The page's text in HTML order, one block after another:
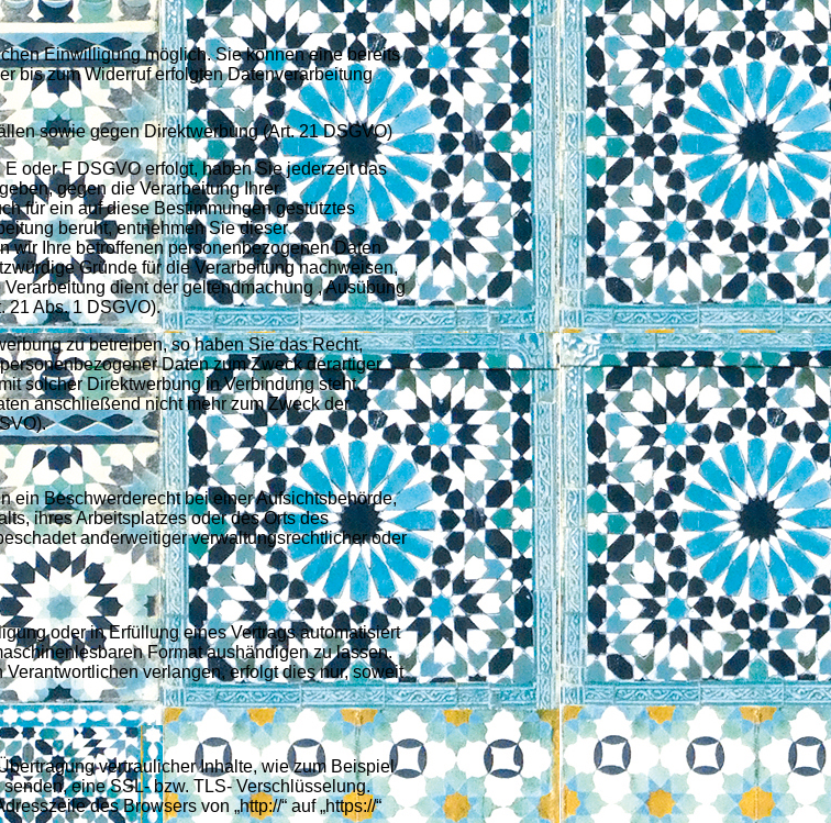
Einwilligung möglich. Sie können eine bereits
bis zum Widerruf erfolgten Datenverarbeitung
sowie gegen Direktwerbung (Art. 21 DSGVO)
oder F DSGVO erfolgt, haben Sie jederzeit das
gegen die Verarbeitung Ihrer
für ein auf diese Bestimmungen gestütztes
beruht, entnehmen Sie dieser
wir Ihre betroffenen personenbezogenen Daten
Gründe für die Verarbeitung nachweisen,
dient der geltendmachung , Ausübung
21 Abs. 1 DSGVO).
zu betreiben, so haben Sie das Recht,
Daten zum Zweck derartiger
solcher Direktwerbung in Verbindung steht.
anschließend nicht mehr zum Zweck der
ein Beschwerderecht bei einer Aufsichtsbehörde,
ihres Arbeitsplatzes oder des Orts des
anderweitiger verwaltungsrechtlicher oder
oder in Erfüllung eines Vertrags automatisiert
Format aushändigen zu lassen.
verlangen, erfolgt dies nur, soweit
vertraulicher Inhalte, wie zum Beispiel
eine SSL- bzw. TLS- Verschlüsselung.
des Browsers von „http://“ auf „https://“